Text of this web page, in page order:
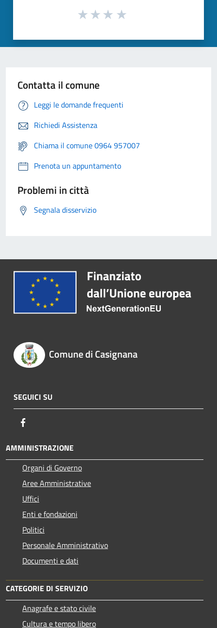
Contatta il comune
Leggi le domande frequenti
Richiedi Assistenza
Chiama il comune 0964 957007
Prenota un appuntamento
Problemi in città
Segnala disservizio
Comune di Casignana
SEGUICI SU
AMMINISTRAZIONE
Organi di Governo
Aree Amministrative
Uffici
Enti e fondazioni
Politici
Personale Amministrativo
Documenti e dati
CATEGORIE DI SERVIZIO
Anagrafe e stato civile
Cultura e tempo libero